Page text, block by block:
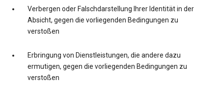
Verbergen oder Falschdarstellung Ihrer Identität in der
Absicht, gegen die vorliegenden Bedingungen zu
verstoßen
Erbringung von Dienstleistungen, die andere dazu
ermutigen, gegen die vorliegenden Bedingungen zu
verstoßen